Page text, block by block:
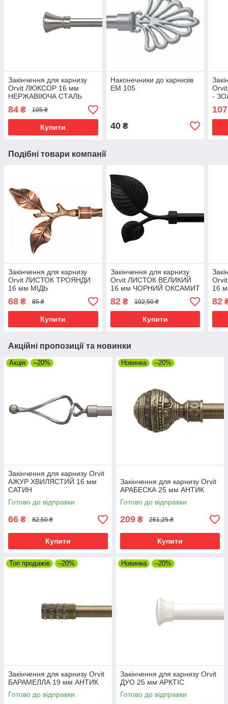
Закінчення для карнизу
Orvit ЛЮКСОР 16 мм
НЕРЖАВІЮЧА СТАЛЬ
84 ₴ 105 ₴
Купити
Наконечники до карнизів
ЕМ 105
40₴
-
107
Подібні товари компанії
Закінчення для карнизу
Orvit ЛИСТОК ТРОЯНДИ
16 мм МІДЬ
68 ₴ 85 ₴
Купити
Закінчення для карнизу
Orvit ЛИСТОК ВЕЛИКИЙ
16 мм ЧОРНИЙ ОКСАМИТ
82₴ 102,50 ₴
Купити
16
82
Акційні пропозиції та новинки
Акція –20%
Закінчення для карнизу Orvit
АЖУР ХВИЛЯСТИЙ 16 мм
САТИН
Готово до відправки
66 ₴ 82,50 ₴
Купити
Новинка –20%
Закінчення для карнизу Orvit
АРАБЕСКА 25 мм АНТИК
Готово до відправки
209 ₴ 261,25 ₴
Купити
Топ продажів –20%
Закінчення для карнизу Orvit
БАРАМЕЛЛА 19 мм АНТИК
Готово до відправки
Новинка –20%
Закінчення для карнизу Orvit
ДУО 25 мм АРКТІС
Готово до відправки